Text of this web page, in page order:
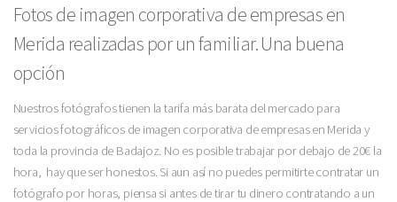
Fotos de imagen corporativa de empresas en
Merida realizadas por un familiar. Una buena
opción
Nuestros fotógrafos tienen la tarifa más barata del mercado para
servicios fotográficos de imagen corporativa de empresas en Merida y
toda la provincia de Badajoz. No es posible trabajar por debajo de 20€ la
hora, hay que ser honestos. Si aun así no puedes permitirte contratar un
fotógrafo por horas, piensa si antes de tirar tu dinero contratando a un